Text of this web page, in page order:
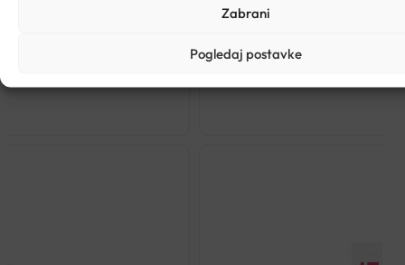
Zabrani
Pogledaj postavke